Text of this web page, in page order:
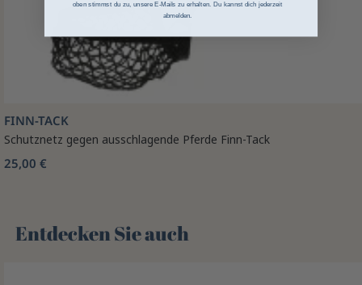
FINN-TACK
Schutznetz gegen ausschlagende Pferde Finn-Tack
25,00 €
Entdecken Sie auch 🌻
oben stimmst du zu, unsere E-Mails zu erhalten. Du kannst dich jederzeit
abmelden.